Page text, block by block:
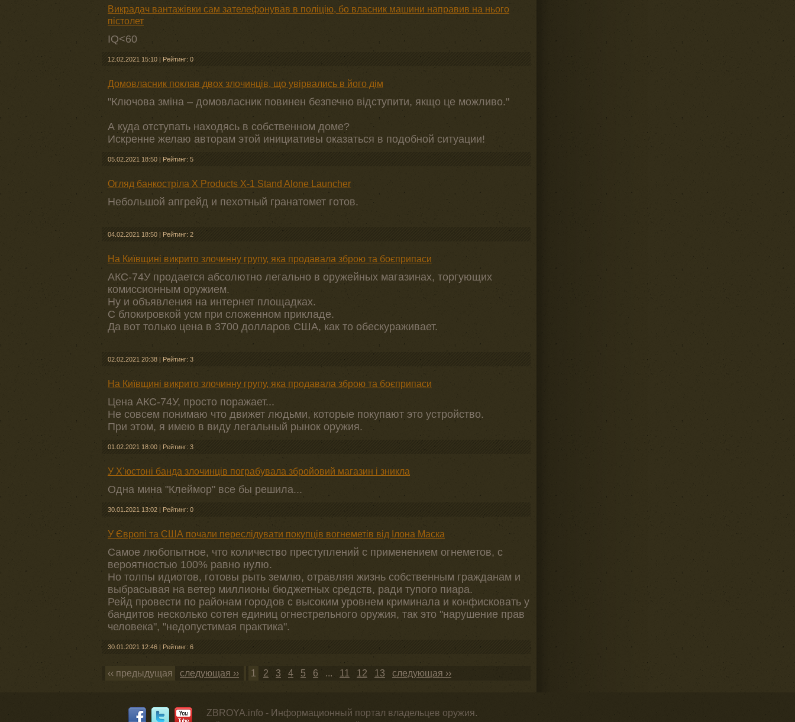
Викрадач вантажівки сам зателефонував в поліцію, бо власник машини направив на нього
пістолет
IQ<60
12.02.2021 15:10 | Рейтинг: 0
Домовласник поклав двох злочинців, що увірвались в його дім
"Ключова зміна – домовласник повинен безпечно відступити, якщо це можливо."
А куда отступать находясь в собственном доме?
Искренне желаю авторам этой инициативы оказаться в подобной ситуации!
05.02.2021 18:50 | Рейтинг: 5
Огляд банкостріла X Products X-1 Stand Alone Launcher
Небольшой апгрейд и пехотный гранатомет готов.
04.02.2021 18:50 | Рейтинг: 2
На Київщині викрито злочинну групу, яка продавала зброю та боєприпаси
АКС-74У продается абсолютно легально в оружейных магазинах, торгующих
комиссионным оружием.
Ну и объявления на интернет площадках.
С блокировкой усм при сложенном прикладе.
Да вот только цена в 3700 долларов США, как то обескураживает.
02.02.2021 20:38 | Рейтинг: 3
На Київщині викрито злочинну групу, яка продавала зброю та боєприпаси
Цена АКС-74У, просто поражает...
Не совсем понимаю что движет людьми, которые покупают это устройство.
При этом, я имею в виду легальный рынок оружия.
01.02.2021 18:00 | Рейтинг: 3
У Х'юстоні банда злочинців пограбувала збройовий магазин і зникла
Одна мина "Клеймор" все бы решила...
30.01.2021 13:02 | Рейтинг: 0
У Європі та США почали переслідувати покупців вогнеметів від Ілона Маска
Самое любопытное, что количество преступлений с применением огнеметов, с
вероятностью 100% равно нулю.
Но толпы идиотов, готовы рыть землю, отравляя жизнь собственным гражданам и
выбрасывая на ветер миллионы бюджетных средств, ради тупого пиара.
Рейд провести по районам городов с высоким уровнем криминала и конфисковать у
бандитов несколько сотен единиц огнестрельного оружия, так это "нарушение прав
человека", "недопустимая практика".
30.01.2021 12:46 | Рейтинг: 6
‹‹ предыдущая следующая ›› 1 2 3 4 5 6 ... 11 12 13 следующая ››
ZBROYA.info - Информационный портал владельцев оружия.